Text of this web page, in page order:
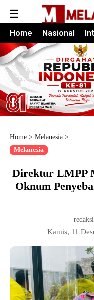
☰
Home Nasional
Home > Melanesia >
Melanesia
Direktur LMPP
Oknum
Kamis, 11